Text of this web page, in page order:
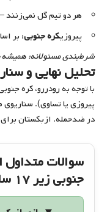
هر دو تیم گل
پیروزیکره جنوبی: بر
شرط‌بندی مسئولانه: همیشه
تحلیل نهایی و
در ضدحمله. ازبکستان
جنوبی زیر ۱۷ سال